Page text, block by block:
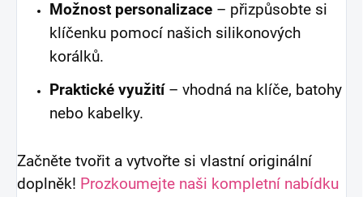
Možnost personalizace – přizpůsobte si
klíčenku pomocí našich silikonových
korálků.
Praktické využití– vhodná na klíče, batohy
nebo kabelky.
Začněte tvořit a vytvořte si vlastní originální
doplněk! Prozkoumejte naši kompletní nabídku